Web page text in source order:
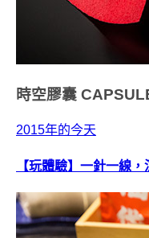
時空膠囊
2015年的今天
【玩體驗】一針一線